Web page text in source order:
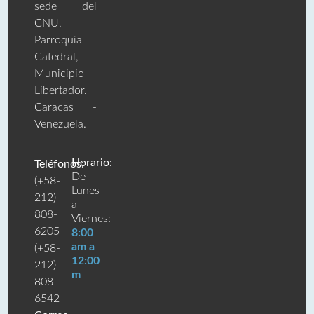
sede del
CNU,
Parroquia
Catedral,
Municipio
Libertador.
Caracas -
Venezuela.
Teléfonos:
(+58-
212)
808-
6205
(+58-
212)
808-
6542
Horario:
De
Lunes
a
Viernes:
8:00
am a
12:00
m